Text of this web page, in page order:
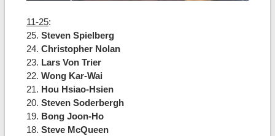
11-25:
25. Steven Spielberg
24. Christopher Nolan
23. Lars Von Trier
22. Wong Kar-Wai
21. Hou Hsiao-Hsien
20. Steven Soderbergh
19. Bong Joon-Ho
18. Steve McQueen